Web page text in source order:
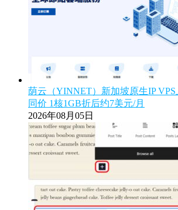
荫云（YINNET）新加坡原生IP
同价 1核1GB折后约7美元/月
2026年08月05日